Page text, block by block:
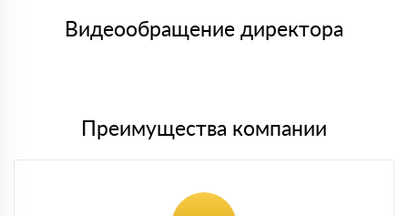
либо Вы забираете товар со склада самовывоза.
Видеообращение директора
Преимущества компании